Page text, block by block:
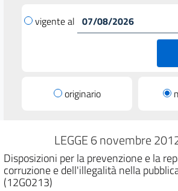
vigente al
originario
LEGGE 6 novembre
Disposizioni per la prevenzione e la
corruzione e dell'illegalità nella
(12G0213)